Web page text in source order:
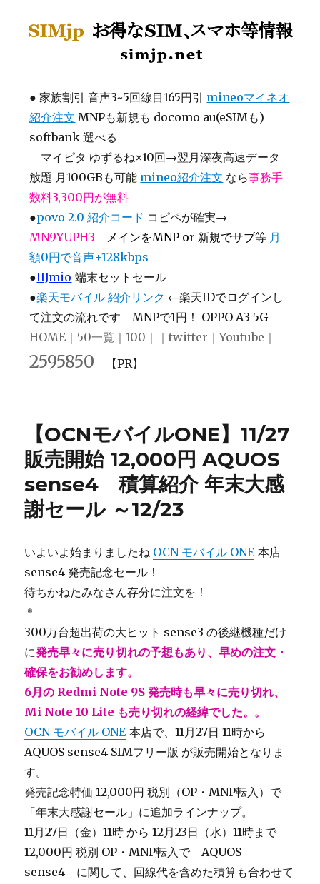
● 家族割引 音声3~5回線目165円引 mineoマイネオ
紹介注文 MNPも新規も docomo au(eSIMも)
softbank 選べる
マイピタ ゆずるね×10回→翌月深夜高速データ
放題 月100GBも可能 mineo紹介注文 なら事務手
数料3,300円が無料
●povo 2.0 紹介コード コピペが確実→
MN9YUPH3
メインをMNP or 新規でサブ等 月
額0円で音声+128kbps
●IIJmio 端末セットセール
●楽天モバイル 紹介リンク ←楽天IDでログインし
て注文の流れです MNPで1円！ OPPO A3 5G
HOME ｜ 50一覧 ｜100 ｜｜twitter ｜Youtube ｜
2595850 【PR】
【OCNモバイルONE】11/27
販売開始 12,000円 AQUOS
sense4 積算紹介 年末大感
謝セール ～12/23
いよいよ始まりましたね OCN モバイル ONE 本店
sense4 発売記念セール！
待ちかねたみなさん存分に注文を！
＊
300万台超出荷の大ヒット sense3 の後継機種だけ
に発売早々に売り切れの予想もあり、早めの注文・
確保をお勧めします。
6月の Redmi Note 9S 発売時も早々に売り切れ、
Mi Note 10 Lite も売り切れの経緯でした。。
OCN モバイル ONE 本店で、11月27日 11時から
AQUOS sense4 SIMフリー版 が販売開始となりま
す。
発売記念特価 12,000円 税別（OP・MNP転入）で
「年末大感謝セール」に追加ラインナップ。
11月27日（金）11時 から 12月23日（水）11時まで
12,000円 税別 OP・MNP転入で AQUOS
sense4 に関して、回線代を含めた積算も合わせて